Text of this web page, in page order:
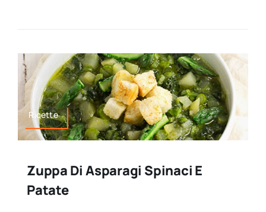
Ricette
Zuppa Di Asparagi Spinaci E
Patate